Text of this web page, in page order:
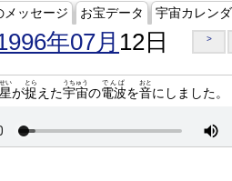
メッセージ お宝データ 宇宙カレン
年07月 12日 >
い
が捉
とら
えた宇宙
うちゅう
の電波
でんぱ
を音
おと
にしました。